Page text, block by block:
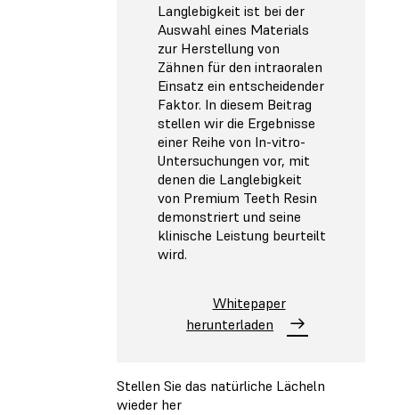
Langlebigkeit ist bei der
Auswahl eines Materials
zur Herstellung von
Zähnen für den intraoralen
Einsatz ein entscheidender
Faktor. In diesem Beitrag
stellen wir die Ergebnisse
einer Reihe von In-vitro-
Untersuchungen vor, mit
denen die Langlebigkeit
von Premium Teeth Resin
demonstriert und seine
klinische Leistung beurteilt
wird.
Whitepaper
herunterladen
Stellen Sie das natürliche Lächeln
wieder her